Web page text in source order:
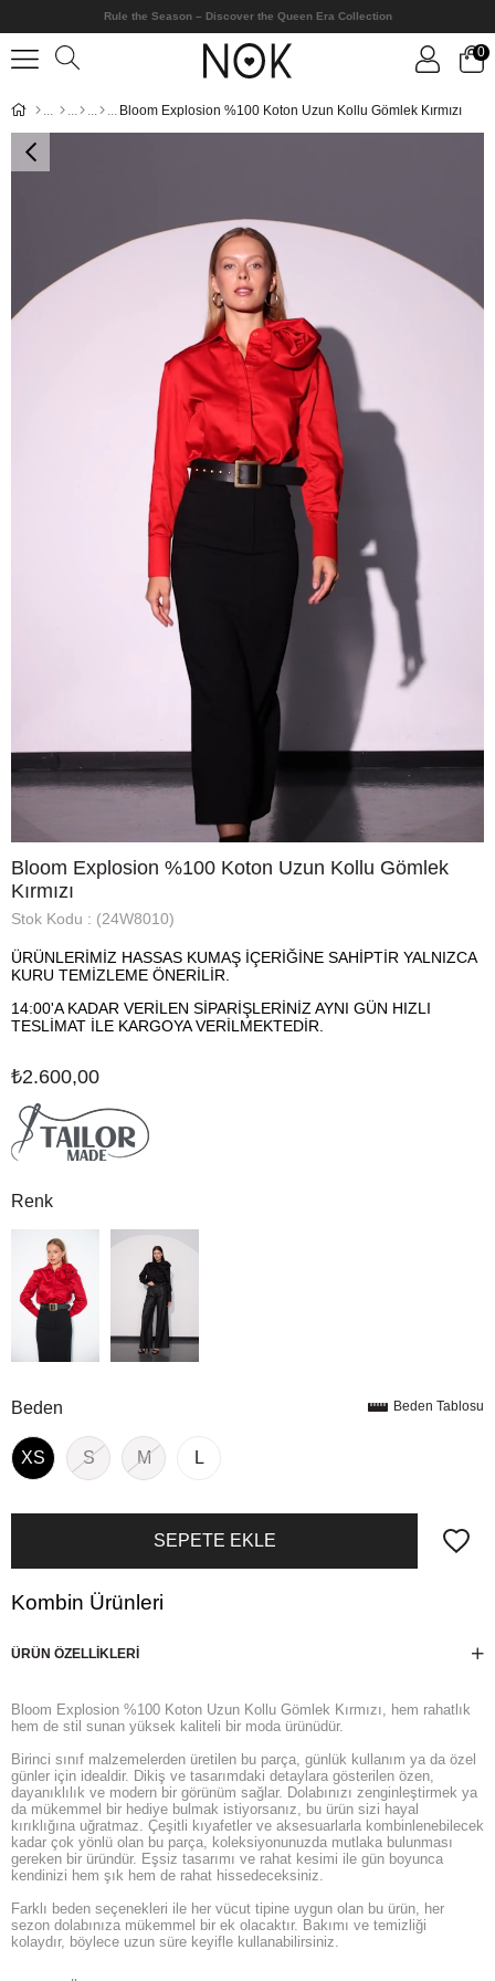
Rule the Season – Discover the Queen Era Collection
0
Bloom Explosion %100 Koton Uzun Kollu Gömlek Kırmızı
Bloom Explosion %100 Koton Uzun Kollu Gömlek
Kırmızı
Stok Kodu (24W8010)
ÜRÜNLERİMİZ HASSAS KUMAŞ İÇERİĞİNE SAHİPTİR YALNIZCA
KURU TEMİZLEME ÖNERİLİR.
14:00'A KADAR VERİLEN SİPARİŞLERİNİZ AYNI GÜN HIZLI
TESLİMAT İLE KARGOYA VERİLMEKTEDİR.
₺2.600,00
Renk
Beden
XS S M L
Beden Tablosu
ÜRÜN ÖZELLIKLERI
Bloom Explosion %100 Koton Uzun Kollu Gömlek Kırmızı, hem rahatlık
hem de stil sunan yüksek kaliteli bir moda ürünüdür.
Birinci sınıf malzemelerden üretilen bu parça, günlük kullanım ya da özel
günler için idealdir. Dikiş ve tasarımdaki detaylara gösterilen özen,
dayanıklılık ve modern bir görünüm sağlar. Dolabınızı zenginleştirmek ya
da mükemmel bir hediye bulmak istiyorsanız, bu ürün sizi hayal
kırıklığına uğratmaz. Çeşitli kıyafetler ve aksesuarlarla kombinlenebilecek
kadar çok yönlü olan bu parça, koleksiyonunuzda mutlaka bulunması
gereken bir üründür. Eşsiz tasarımı ve rahat kesimi ile gün boyunca
kendinizi hem şık hem de rahat hissedeceksiniz.
Farklı beden seçenekleri ile her vücut tipine uygun olan bu ürün, her
sezon dolabınıza mükemmel bir ek olacaktır. Bakımı ve temizliği
kolaydır, böylece uzun süre keyifle kullanabilirsiniz.
Kombin Ürünleri